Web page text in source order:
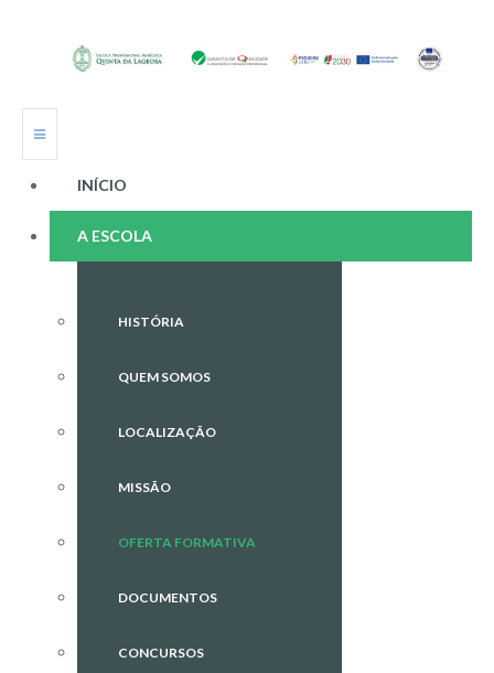
INÍCIO
A ESCOLA
HISTÓRIA
QUEM SOMOS
LOCALIZAÇÃO
MISSÃO
OFERTA FORMATIVA
DOCUMENTOS
CONCURSOS